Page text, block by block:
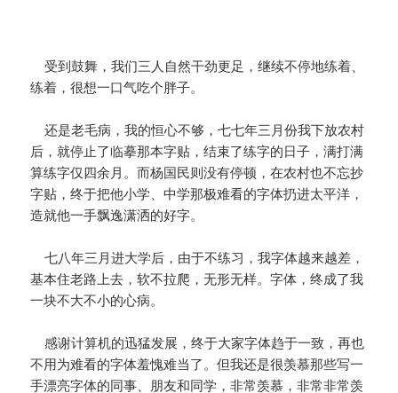
受到鼓舞，我们三人自然干劲更足，继续不停地练着、
练着，很想一口气吃个胖子。
还是老毛病，我的恒心不够，七七年三月份我下放农村
后，就停止了临摹那本字贴，结束了练字的日子，满打满
算练字仅四余月。而杨国民则没有停顿，在农村也不忘抄
字贴，终于把他小学、中学那极难看的字体扔进太平洋，
造就他一手飘逸潇洒的好字。
七八年三月进大学后，由于不练习，我字体越来越差，
基本住老路上去，软不拉爬，无形无样。字体，终成了我
一块不大不小的心病。
感谢计算机的迅猛发展，终于大家字体趋于一致，再也
不用为难看的字体羞愧难当了。但我还是很羡慕那些写一
手漂亮字体的同事、朋友和同学，非常羡慕，非常非常羡